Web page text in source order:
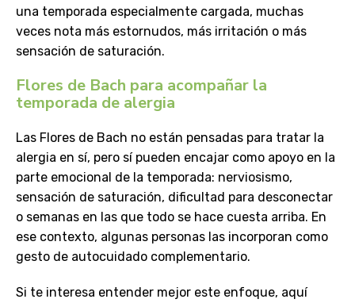
una temporada especialmente cargada, muchas
veces nota más estornudos, más irritación o más
sensación de saturación.
Flores de Bach para acompañar la
temporada de alergia
Las Flores de Bach no están pensadas para tratar la
alergia en sí, pero sí pueden encajar como apoyo en la
parte emocional de la temporada: nerviosismo,
sensación de saturación, dificultad para desconectar
o semanas en las que todo se hace cuesta arriba. En
ese contexto, algunas personas las incorporan como
gesto de autocuidado complementario.
Si te interesa entender mejor este enfoque, aquí